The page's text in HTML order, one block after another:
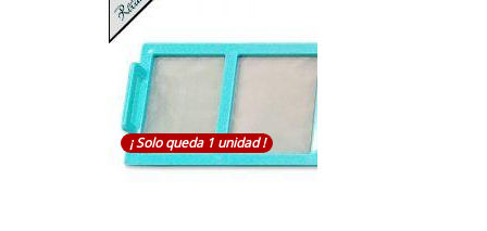
¡ Solo queda 1 unidad !